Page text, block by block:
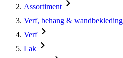
Assortiment
Verf, behang & wandbekleding
Verf
Lak